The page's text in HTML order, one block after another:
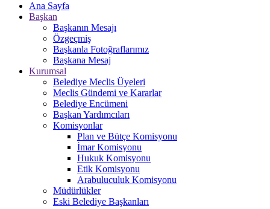
Ana Sayfa
Başkan
Başkanın Mesajı
Özgeçmiş
Başkanla Fotoğraflarımız
Başkana Mesaj
Kurumsal
Belediye Meclis Üyeleri
Meclis Gündemi ve Kararlar
Belediye Encümeni
Başkan Yardımcıları
Komisyonlar
Plan ve Bütçe Komisyonu
İmar Komisyonu
Hukuk Komisyonu
Etik Komisyonu
Arabuluculuk Komisyonu
Müdürlükler
Eski Belediye Başkanları